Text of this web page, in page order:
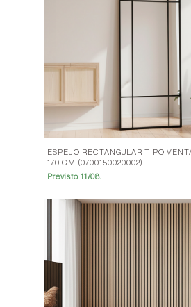
ESPEJO RECTANGULAR TIPO
170 CM (0700150020002)
Previsto 11/08.